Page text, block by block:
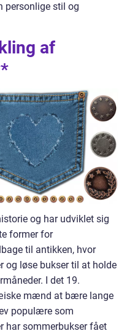
personlige stil og
af
og har udviklet sig
former for
til antikken, hvor
og løse bukser til at holde
I det 19.
mænd at bære lange
populære som
har sommerbukser fået